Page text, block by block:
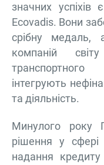
значних успіхів
Ecovadis. Вони
срібну медаль,
компаній
інтегрують
та діяльність.
Минулого року
рішення у сфері
надання